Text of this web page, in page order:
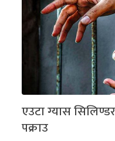
एउटा ग्यास
पक्राउ